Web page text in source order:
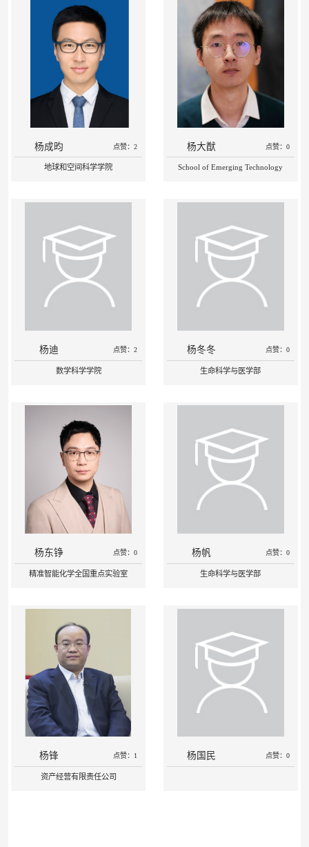
杨成昀 点赞：2
地球和空间科学学院
杨大猷 点赞：0
School of Emerging Technology
杨迪 点赞：2
数学科学学院
杨冬冬 点赞：0
生命科学与医学部
杨东铮 点赞：0
精准智能化学全国重点实验室
杨帆 点赞：0
生命科学与医学部
杨锋 点赞：1
资产经营有限责任公司
杨国民 点赞：0